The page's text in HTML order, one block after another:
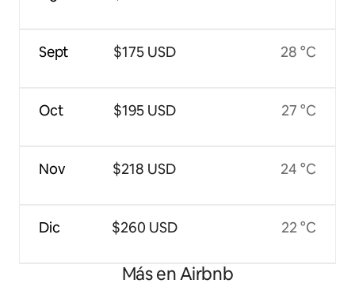
Sept
Oct
Nov
Dic
$175 USD
$195 USD
$218 USD
$260 USD
28 °C
27 °C
24 °C
22 °C
Más en Airbnb